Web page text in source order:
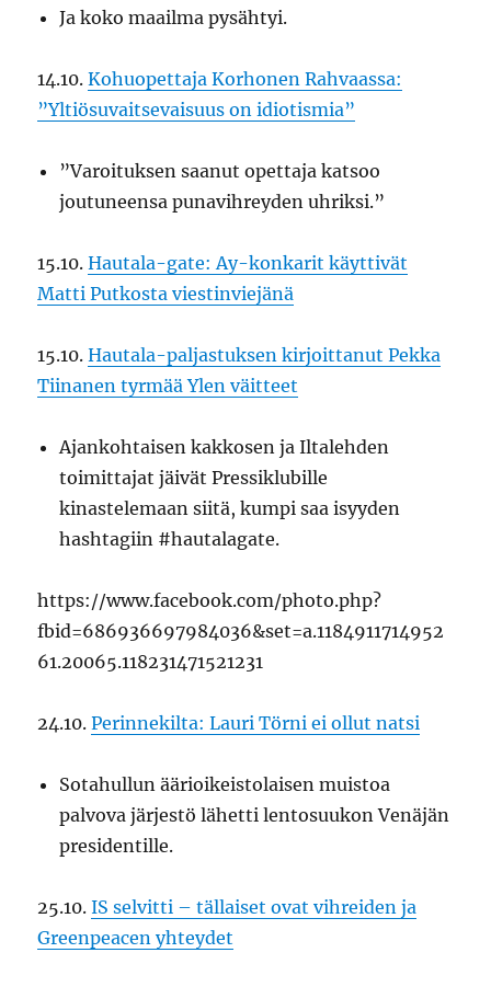
Ja koko maailma pysähtyi.
14.10.Kohuopettaja Korhonen Rahvaassa:
”Yltiösuvaitsevaisuus on idiotismia”
”Varoituksen saanut opettaja katsoo
joutuneensa punavihreyden uhriksi.”
15.10.Hautala-gate: Ay-konkarit käyttivät
Matti Putkosta viestinviejänä
15.10.Hautala-paljastuksen kirjoittanut Pekka
Tiinanen tyrmää Ylen väitteet
Ajankohtaisen kakkosen ja Iltalehden
toimittajat jäivät Pressiklubille
kinastelemaan siitä, kumpi saa isyyden
hashtagiin #hautalagate.
https://www.facebook.com/photo.php?
fbid=686936697984036&set=a.1184911714952
61.20065.118231471521231
24.10.Perinnekilta: Lauri Törni ei ollut natsi
Sotahullun äärioikeistolaisen muistoa
palvova järjestö lähetti lentosuukon Venäjän
presidentille.
25.10.IS selvitti – tällaiset ovat vihreiden ja
Greenpeacen yhteydet